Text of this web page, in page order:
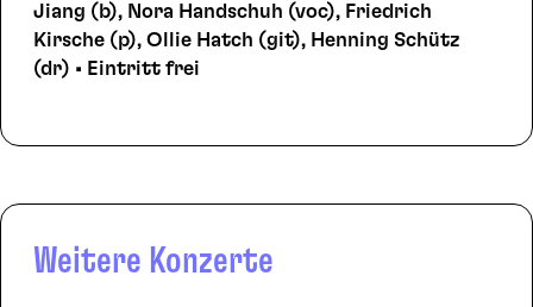
Jiang (b), Nora Handschuh (voc), Friedrich
Kirsche (p), Ollie Hatch (git), Henning Schütz
(dr) • Eintritt frei
Weitere Konzerte